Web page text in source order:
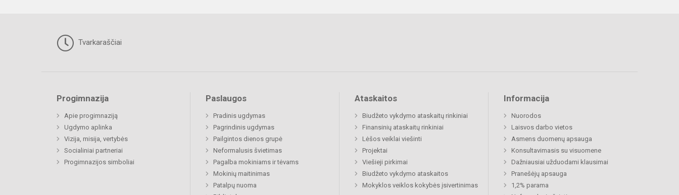
Tvarkaraščiai
Progimnazija
Apie progimnaziją
Ugdymo aplinka
Vizija, misija, vertybės
Socialiniai partneriai
Progimnazijos simboliai
Paslaugos
Pradinis ugdymas
Pagrindinis ugdymas
Pailgintos dienos grupė
Neformalusis švietimas
Pagalba mokiniams ir tėvams
Mokinių maitinimas
Patalpų nuoma
Ataskaitos
Biudžeto vykdymo ataskaitų rinkiniai
Finansinių ataskaitų rinkiniai
Lėšos veiklai viešinti
Projektai
Viešieji pirkimai
Biudžeto vykdymo ataskaitos
Mokyklos veiklos kokybės įsivertinimas
Informacija
Nuorodos
Laisvos darbo vietos
Asmens duomenų apsauga
Konsultavimasis su visuomene
Dažniausiai užduodami klausimai
Pranešėjų apsauga
1,2% parama